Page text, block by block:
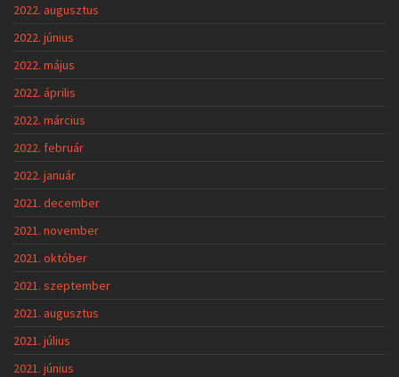
2022. augusztus
2022. június
2022. május
2022. április
2022. március
2022. február
2022. január
2021. december
2021. november
2021. október
2021. szeptember
2021. augusztus
2021. július
2021. június